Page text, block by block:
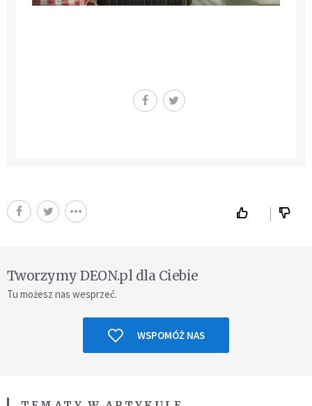
Tworzymy DEON.pl dla Ciebie
Tu możesz nas wesprzeć.
WSPOMÓŻ NAS